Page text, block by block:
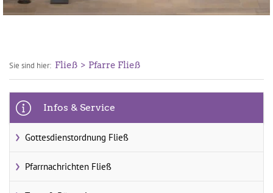
Sie sind hier: Fließ Pfarre Fließ
Infos & Service
Gottesdienstordnung Fließ
Pfarrnachrichten Fließ